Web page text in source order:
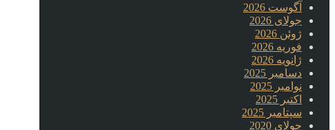
آگوست 2026
جولای 2026
ژوئن 2026
فوریه 2026
ژانویه 2026
دسامبر 2025
نوامبر 2025
اکتبر 2025
سپتامبر 2025
جولای 2020